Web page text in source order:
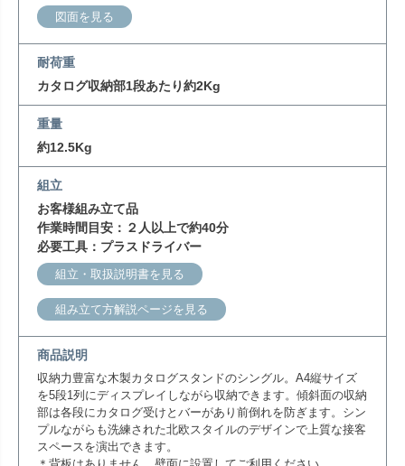
図面を見る
耐荷重
カタログ収納部1段あたり約2Kg
重量
約12.5Kg
組立
お客様組み立て品
作業時間目安：２人以上で約40分
必要工具：プラスドライバー
組立・取扱説明書を見る
組み立て方解説ページを見る
商品説明
収納力豊富な木製カタログスタンドのシングル。A4縦サイズ
を5段1列にディスプレイしながら収納できます。傾斜面の収納
部は各段にカタログ受けとバーがあり前倒れを防ぎます。シン
プルながらも洗練された北欧スタイルのデザインで上質な接客
スペースを演出できます。